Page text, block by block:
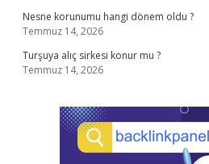
Nesne korunumu hangi dönem oldu ?
Temmuz 14, 2026
Turşuya alıç sirkesi konur mu ?
Temmuz 14, 2026